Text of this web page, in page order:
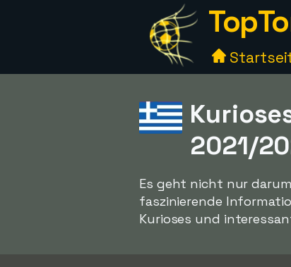
2021/
Es geht nicht nur
faszinierende
Kurioses und